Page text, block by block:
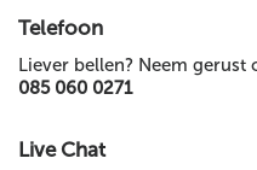
Telefoon
Liever bellen? Neem gerust
085 060 0271
Live Chat